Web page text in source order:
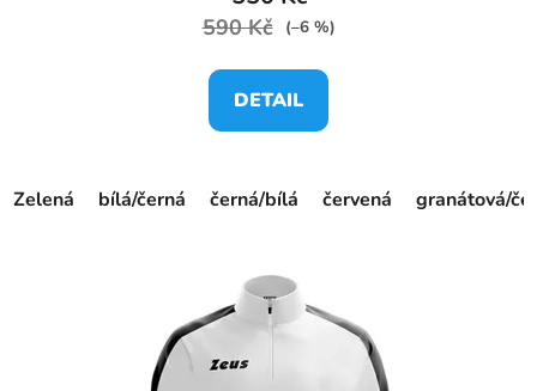
590 Kč (–6 %)
DETAIL
Zelená bílá/černá černá/bílá červená granátová/